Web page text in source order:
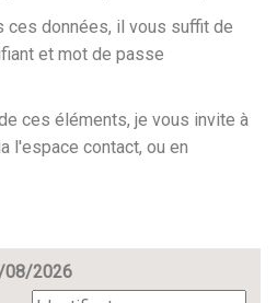
ces données, il vous suffit de
et mot de passe
ces éléments, je vous invite à
l'espace contact, ou en
08/2026